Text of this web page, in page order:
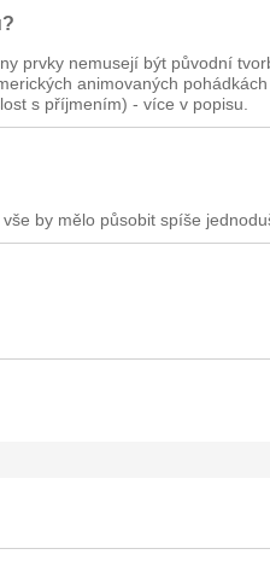
prvky nemusejí být původní
animovaných
s příjmením) - více v popisu.
by mělo působit spíše